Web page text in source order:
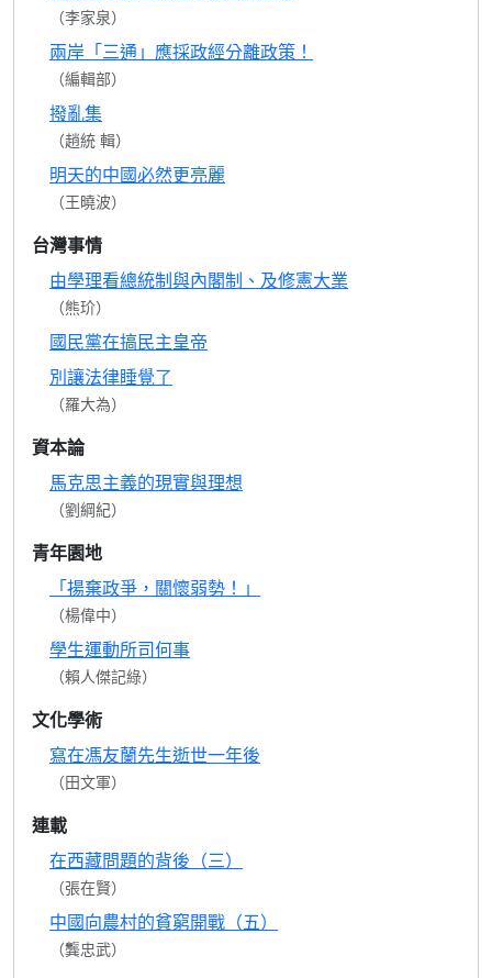
（李家泉）
兩岸「三通」應採政經分離政策！
（編輯部）
撥亂集
（趙統 輯）
明天的中國必然更亮麗
（王曉波）
台灣事情
由學理看總統制與內閣制、及修憲大業
（熊玠）
國民黨在搞民主皇帝
別讓法律睡覺了
（羅大為）
資本論
馬克思主義的現實與理想
（劉綱紀）
青年園地
「揚棄政爭，關懷弱勢！」
（楊偉中）
學生運動所司何事
（賴人傑記綠）
文化學術
寫在馮友蘭先生逝世一年後
（田文軍）
連載
在西藏問題的背後（三）
（張在賢）
中國向農村的貧窮開戰（五）
（龔忠武）